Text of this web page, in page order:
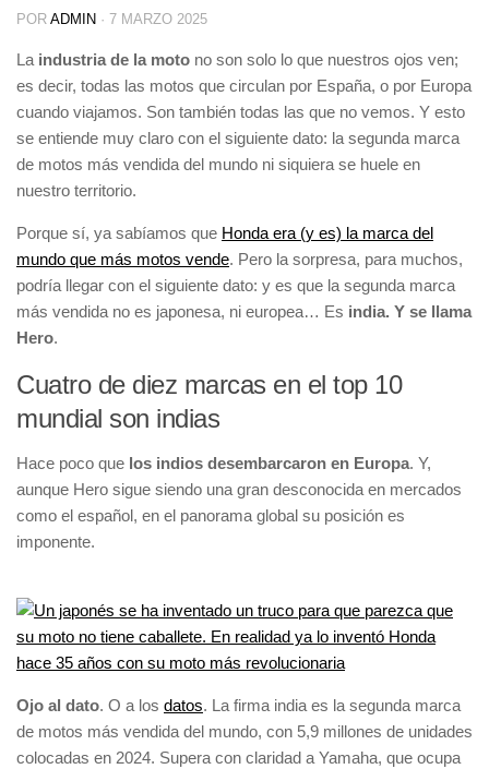
POR ADMIN · 7 MARZO 2025
La industria de la moto no son solo lo que nuestros ojos ven;
es decir, todas las motos que circulan por España, o por Europa
cuando viajamos. Son también todas las que no vemos. Y esto
se entiende muy claro con el siguiente dato: la segunda marca
de motos más vendida del mundo ni siquiera se huele en
nuestro territorio.
Porque sí, ya sabíamos que Honda era (y es) la marca del
mundo que más motos vende. Pero la sorpresa, para muchos,
podría llegar con el siguiente dato: y es que la segunda marca
más vendida no es japonesa, ni europea… Es india. Y se llama
Hero.
Cuatro de diez marcas en el top 10
mundial son indias
Hace poco que los indios desembarcaron en Europa. Y,
aunque Hero sigue siendo una gran desconocida en mercados
como el español, en el panorama global su posición es
imponente.
Ojo al dato. O a los datos. La firma india es la segunda marca
de motos más vendida del mundo, con 5,9 millones de unidades
colocadas en 2024. Supera con claridad a Yamaha, que ocupa